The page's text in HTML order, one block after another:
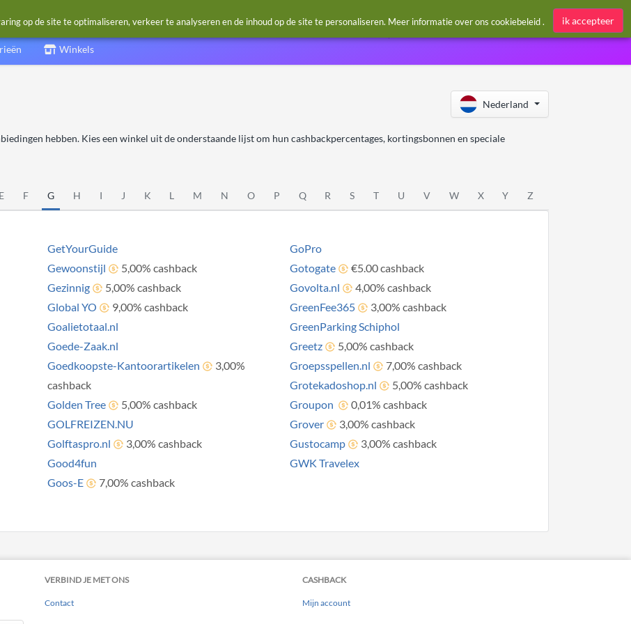
Aanmelden / Register
Winkels
Nederland
hebben. Kies een winkel uit de onderstaande lijst om hun cashbackpercentages, kortingsbonnen en speciale
E F G H I J K L M N O P Q R S T U V W X Y Z
GetYourGuide
Gewoonstijl
5,00% cashback
Gezinnig
5,00% cashback
Global YO
9,00% cashback
Goalietotaal.nl
Goede-Zaak.nl
Goedkoopste-Kantoorartikelen
3,00%
cashback
Golden Tree
5,00% cashback
GOLFREIZEN.NU
Golftaspro.nl
3,00% cashback
Good4fun
Goos-E
7,00% cashback
GoPro
Gotogate
€5.00 cashback
Govolta.nl
4,00% cashback
GreenFee365
3,00% cashback
GreenParking Schiphol
Greetz
5,00% cashback
Groepsspellen.nl
7,00% cashback
Grotekadoshop.nl
5,00% cashback
Groupon
0,01% cashback
Grover
3,00% cashback
Gustocamp
3,00% cashback
GWK Travelex
VERBIND JE MET ONS
Contact
CASHBACK
Mijn account
op de site te optimaliseren, verkeer te analyseren en de inhoud op de site te personaliseren. Meer informatie over ons cookiebeleid. ik accepteer